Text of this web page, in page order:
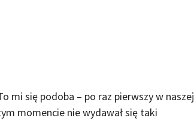
mi się podoba – po raz pierwszy w naszej
momencie nie wydawał się taki